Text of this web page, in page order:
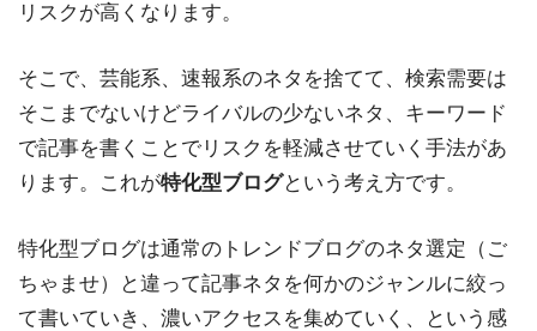
リスクが高くなります。
そこで、芸能系、速報系のネタを捨てて、検索需要は
そこまでないけどライバルの少ないネタ、キーワード
で記事を書くことでリスクを軽減させていく手法があ
ります。これが特化型ブログという考え方です。
特化型ブログは通常のトレンドブログのネタ選定（ご
ちゃませ）と違って記事ネタを何かのジャンルに絞っ
て書いていき、濃いアクセスを集めていく、という感